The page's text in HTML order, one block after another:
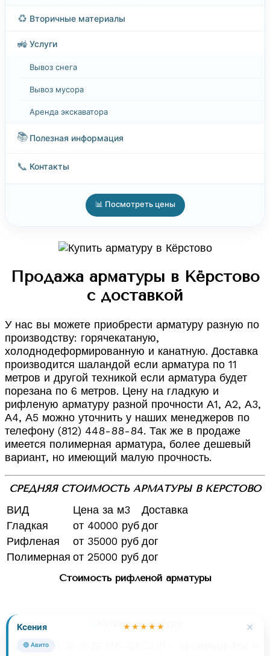
Ксения ★★★★★ ✕
🟢 Авито
♻️ Вторичные материалы
🚜 Услуги
Вывоз снега
Вывоз мусора
Аренда экскаватора
📚 Полезная информация
📞 Контакты
📊 Посмотреть цены
Продажа арматуры в Кёрстово
с доставкой
У нас вы можете приобрести арматуру разную по
производству: горячекатаную,
холоднодеформированную и канатную. Доставка
производится шаландой если арматура по 11
метров и другой техникой если арматура будет
порезана по 6 метров. Цену на гладкую и
рифленую арматуру разной прочности А1, А2, А3,
А4, А5 можно уточнить у наших менеджеров по
телефону (812) 448-88-84. Так же в продаже
имеется полимерная арматура, более дешевый
вариант, но имеющий малую прочность.
СРЕДНЯЯ СТОИМОСТЬ АРМАТУРЫ В КЕРСТОВО
ВИД Цена за м3
Доставка
Гладкая
от 40000 рубдог
Рифленая
от 35000 руб дог
Полимерная от 25000 руб дог
Стоимость рифленой арматуры
Copyright © 2026 MK-GROUP - производство и